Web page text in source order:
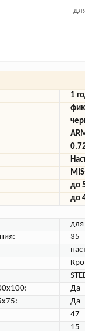
1
до
до
для
35
Да
Да
47
15